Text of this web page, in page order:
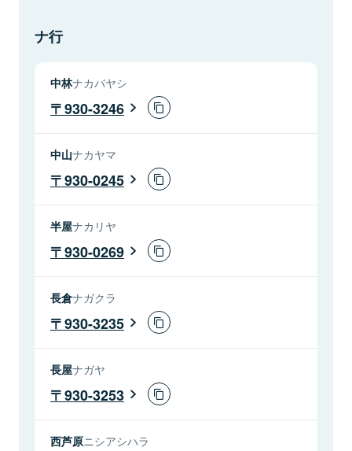
ナ行
中林ナカバヤシ
930-3246
中山ナカヤマ
930-0245
半屋ナカリヤ
930-0269
長倉ナガクラ
930-3235
長屋ナガヤ
930-3253
西芦原ニシアシハラ